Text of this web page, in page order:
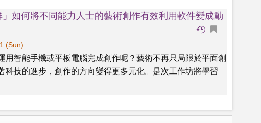
」如何將不同能力人士的藝術創作有效利用軟件變成動
(Sun)
用智能手機或平板電腦完成創作呢？藝術不再只局限於平面創
科技的進步，創作的方向變得更多元化。是次工作坊將學習